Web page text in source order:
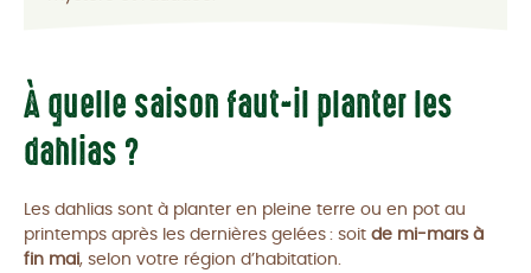
À quelle saison faut-il planter les
dahlias ?
Les dahlias sont à planter en pleine terre ou en pot au
printemps après les dernières gelées : soit de mi-mars à
fin mai, selon votre région d’habitation.